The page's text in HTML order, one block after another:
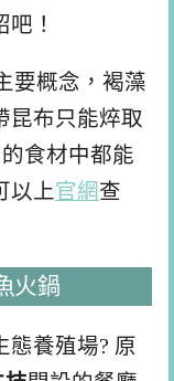
！
要概念，褐藻
昆布只能焠取
食材中都能
以上官網查
火鍋
態養殖場? 原